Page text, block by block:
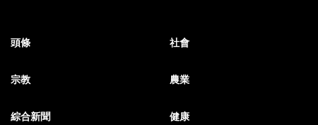
頭條 社會
宗教 農業
綜合新聞 健康